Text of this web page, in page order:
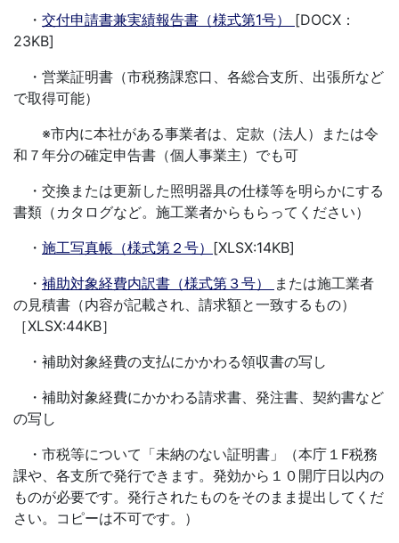
・ 交付申請書兼実績報告書（様式第1号） [DOCX：
23KB]
・営業証明書（市税務課窓口、各総合支所、出張所など
で取得可能）
※市内に本社がある事業者は、定款（法人）または令
和７年分の確定申告書（個人事業主）でも可
・交換または更新した照明器具の仕様等を明らかにする
書類（カタログなど。施工業者からもらってください）
・ 施工写真帳（様式第２号） [XLSX:14KB]
・ 補助対象経費内訳書（様式第３号）
または施工業者
の見積書（内容が記載され、請求額と一致するもの）
［XLSX:44KB］
・補助対象経費の支払にかかわる領収書の写し
・補助対象経費にかかわる請求書、発注書、契約書など
の写し
・市税等について「未納のない証明書」（本庁１F税務
課や、各支所で発行できます。発効から１０開庁日以内の
ものが必要です。発行されたものをそのまま提出してくだ
さい。コピーは不可です。）